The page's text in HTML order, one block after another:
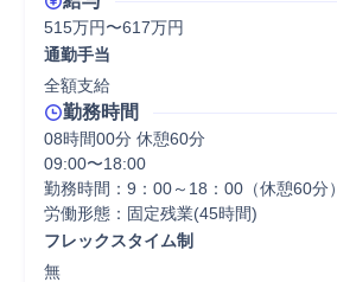
515万円〜617万円
通勤手当
全額支給
勤務時間
08時間00分 休憩60分
09:00〜18:00
勤務時間：9：00～18：00（休憩60分）
労働形態：固定残業(45時間)
フレックスタイム制
無